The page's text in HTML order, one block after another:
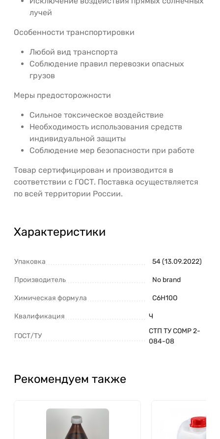
лучей
Особенности транспортировки
Любой вид транспорта
Соблюдение правил перевозки опасных
грузов
Меры предосторожности
Сильное токсическое воздействие
Необходимость использования средств
индивидуальной защиты
Соблюдение мер безопасности при работе
Товар сертифицирован и производится в
соответствии с ГОСТ. Поставка осуществляется
по всей территории России.
Характеристики
Упаковка 54 (13.09.2022)
Производитель No brand
Химическая формула C6H10O
Квалификация Ч
ГОСТ/ТУ
СТП ТУ СОМР 2-
084-08
Рекомендуем также